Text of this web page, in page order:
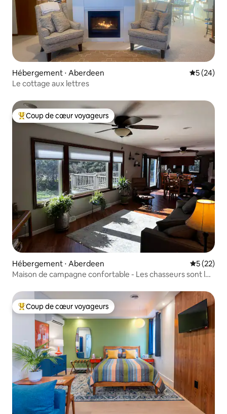
Hébergement ⋅ Aberdeen
5 (24)
Le cottage aux lettres
Coups de cœur voyageurs les plus appréciés
Coup de cœur voyageurs
Hébergement ⋅ Aberdeen
5 (22)
Maison de campagne confortable - Les chasseurs sont les
Coups de cœur voyageurs les plus appréciés
Coup de cœur voyageurs